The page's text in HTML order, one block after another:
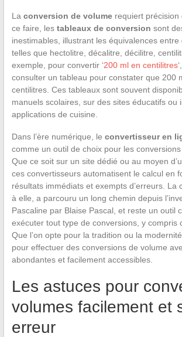
La conversion de volumerequiert précision
ce faire, les tableaux de conversion sont
inestimables, illustrant les équivalences entre
telles que hectolitre, décalitre, décilitre,
exemple, pour convertir ‘200 ml en centilitres
consulter un tableau pour constater que 200
centilitres. Ces tableaux sont souvent
manuels scolaires, sur des sites éducatifs ou
applications de cuisine.
Dans l’ère numérique, le convertisseur en
comme un outil de choix pour les conversions
Que ce soit sur un site dédié ou au moyen
ces convertisseurs automatisent le calcul en
résultats immédiats et exempts d’erreurs. La
à elle, a parcouru un long chemin depuis
Pascaline par Blaise Pascal, et reste un outil
exécuter tout type de conversions, y compris
Que l’on opte pour la tradition ou la
pour effectuer des conversions de volume
abondantes et facilement accessibles.
Les astuces pour
volumes facilement et
erreur